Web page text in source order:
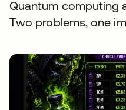
Quantum computing
Two problems, one